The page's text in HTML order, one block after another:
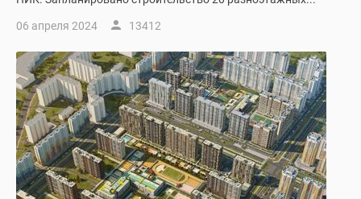
06 апреля 2024 13412